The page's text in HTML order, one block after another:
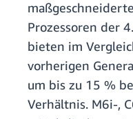
Prozessoren der
bieten im
vorherigen
um bis zu 15 %
Verhältnis. M6i-,